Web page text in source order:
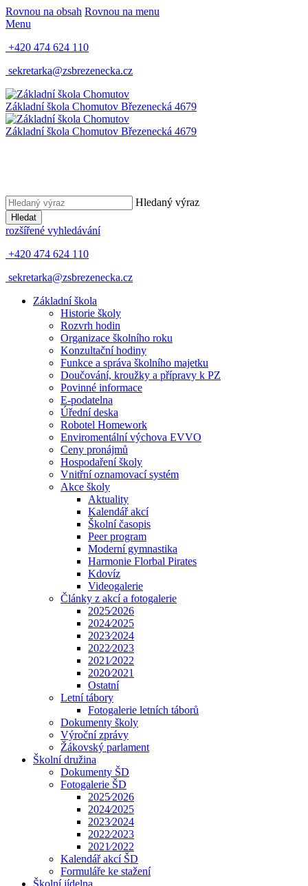
Rovnou na obsah Rovnou na menu
Menu
+420 474 624 110
sekretarka@zsbrezenecka.cz
Základní škola Chomutov Březenecká 4679
Základní škola Chomutov Březenecká 4679
Hledaný výraz
Hledat
rozšířené vyhledávání
+420 474 624 110
sekretarka@zsbrezenecka.cz
Základní škola
Historie školy
Rozvrh hodin
Organizace školního roku
Konzultační hodiny
Funkce a správa školního majetku
Doučování, kroužky a přípravy k PZ
Povinné informace
E-podatelna
Úřední deska
Robotel Homework
Enviromentální výchova EVVO
Ceny pronájmů
Hospodaření školy
Vnitřní oznamovací systém
Akce školy
Aktuality
Kalendář akcí
Školní časopis
Peer program
Moderní gymnastika
Harmonie Florbal Pirates
Kdovíz
Videogalerie
Články z akcí a fotogalerie
2025⁄2026
2024⁄2025
2023⁄2024
2022⁄2023
2021⁄2022
2020⁄2021
Ostatní
Letní tábory
Fotogalerie letních táborů
Dokumenty školy
Výroční zprávy
Žákovský parlament
Školní družina
Dokumenty ŠD
Fotogalerie ŠD
2025⁄2026
2024⁄2025
2023⁄2024
2022⁄2023
2021⁄2022
Kalendář akcí ŠD
Formuláře ke stažení
Školní jídelna